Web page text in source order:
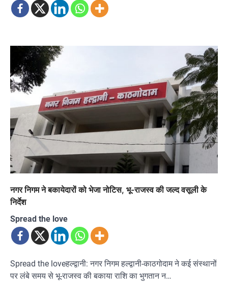
नगर निगम ने बकायेदारों को भेजा नोटिस, भू-राजस्व की जल्द वसूली के
निर्देश
Spread the love
Spread the loveहल्द्वानी: नगर निगम हल्द्वानी-काठगोदाम ने कई संस्थानों
पर लंबे समय से भू-राजस्व की बकाया राशि का भुगतान न…